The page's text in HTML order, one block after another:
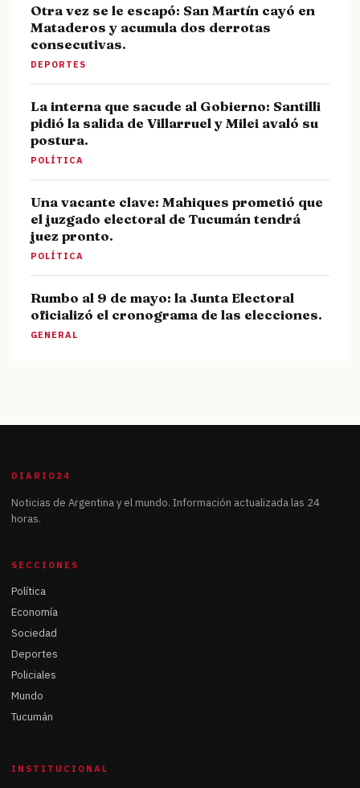
Otra vez se le escapó: San Martín cayó en
Mataderos y acumula dos derrotas
consecutivas.
DEPORTES
La interna que sacude al Gobierno: Santilli
pidió la salida de Villarruel y Milei avaló su
postura.
POLÍTICA
Una vacante clave: Mahiques prometió que
el juzgado electoral de Tucumán tendrá
juez pronto.
POLÍTICA
Rumbo al 9 de mayo: la Junta Electoral
oficializó el cronograma de las elecciones.
GENERAL
DIARIO24
Noticias de Argentina y el mundo. Información actualizada las 24
horas.
SECCIONES
Política
Economía
Sociedad
Deportes
Policiales
Mundo
Tucumán
INSTITUCIONAL